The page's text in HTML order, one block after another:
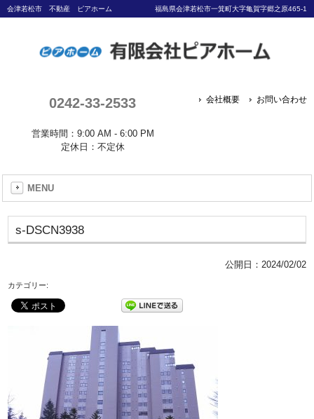
会津若松市 不動産 ピアホーム 福島県会津若松市一箕町大字亀賀字郷之原465-1
0242-33-2533
営業時間：9:00 AM - 6:00 PM
定休日：不定休
会社概要 お問い合わせ
MENU
s-DSCN3938
公開日： 2024/02/02
カテゴリー: